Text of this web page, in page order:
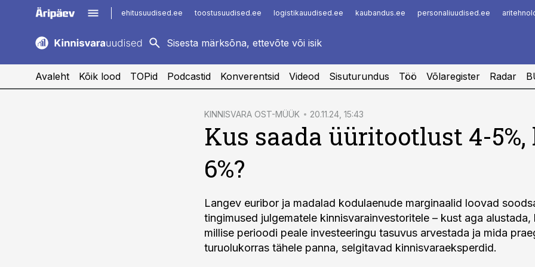
ehitusuudised.ee toostusuudised.ee logistikauudised.ee kaubandus.ee personaliuudised.ee
kaubandus.ee
logistikauudised.ee
imelineajalugu.ee
Infopank
Avaleht Kõik lood TOPid Podcastid Konverentsid Videod Sisuturundus Töö Võlaregister Radar
KINNISVARA OST-MÜÜK 20.11.24, 15:43
Kus saada üüritootlust 4-5%,
6%?
Langev euribor ja madalad kodulaenude marginaalid loovad
tingimused julgematele kinnisvarainvestoritele – kust aga alustada,
millise perioodi peale investeeringu tasuvus arvestada ja mida
turuolukorras tähele panna, selgitavad kinnisvaraeksperdid.